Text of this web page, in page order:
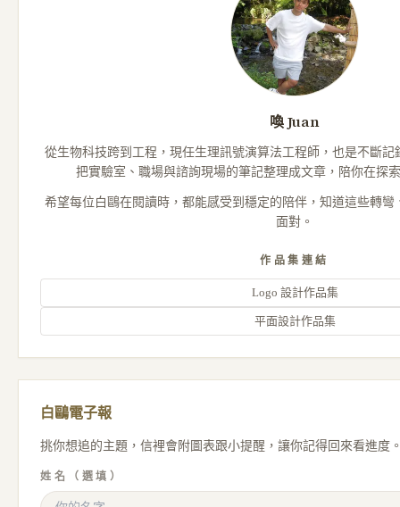
喚 Juan
從生物科技跨到工程，現任生理訊號演算法工程師，也是不斷
把實驗室、職場與諮詢現場的筆記整理成文章，陪你在探
希望每位白鷗在閱讀時，都能感受到穩定的陪伴，知道這些轉
面對。
作品集連結
Logo 設計作品集
平面設計作品集
白鷗電子報
挑你想追的主題，信裡會附圖表跟小提醒，讓你記得回來看進度
姓名（選填）